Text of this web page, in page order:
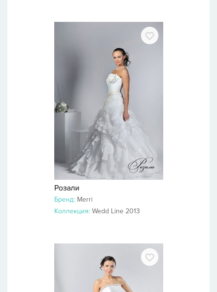
Розали
Бренд: Merri
Коллекция: Wedd Line 2013